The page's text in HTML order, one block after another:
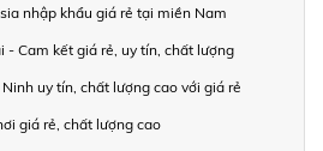
nhập khẩu giá rẻ tại miền Nam
- Cam kết giá rẻ, uy tín, chất lượng
uy tín, chất lượng cao với giá rẻ
giá rẻ, chất lượng cao